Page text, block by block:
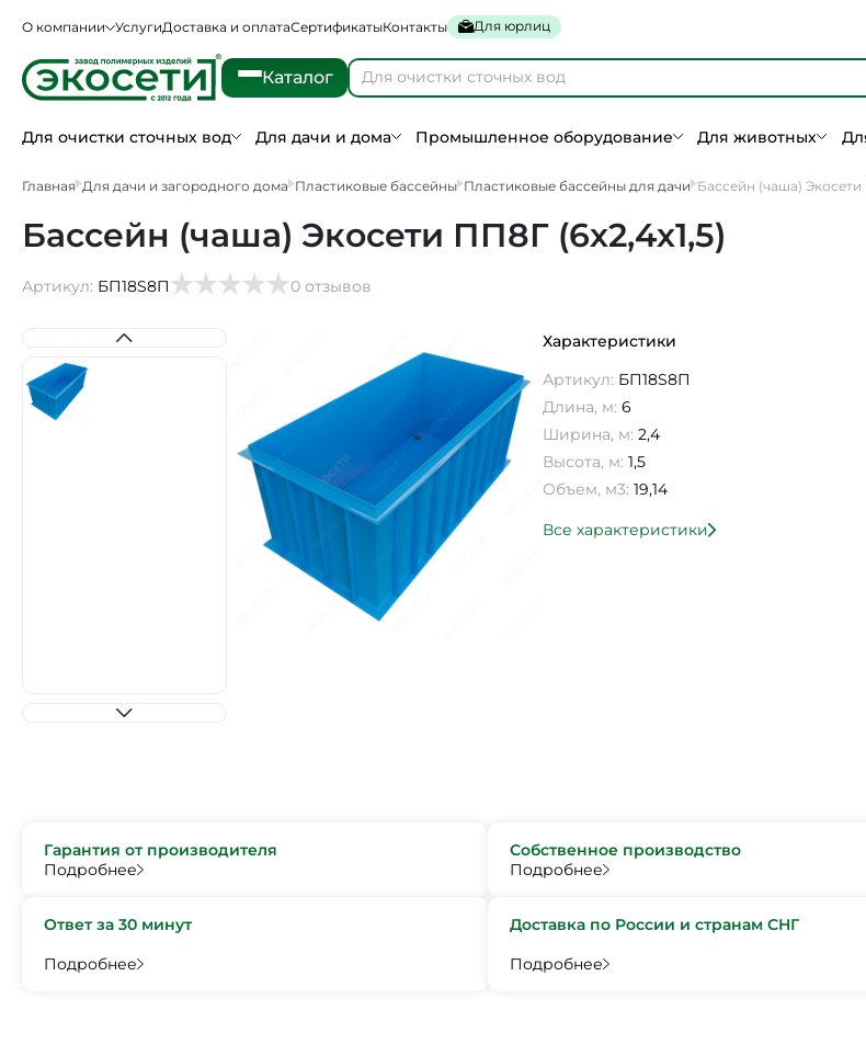
О компании УслугиДоставка и оплатаСертификатыКонтакты Для юрлиц
Каталог
Для очистки сточных вод Для дачи и дома Промышленное оборудование Для животных
Главная Для дачи и загородного дома Пластиковые бассейны Пластиковые бассейны для дачи Бассейн (чаша) Экосети
Бассейн (чаша) Экосети ПП8Г (6х2,4х1,5)
Артикул: БП18S8П 0 отзывов
Характеристики
Артикул: БП18S8П
Длина, м: 6
Ширина, м: 2,4
Высота, м: 1,5
Объем, м3: 19,14
Все характеристики
Гарантия от производителя
Подробнее
Собственное производство
Подробнее
Ответ за 30 минут
Подробнее
Доставка по России и странам СНГ
Подробнее